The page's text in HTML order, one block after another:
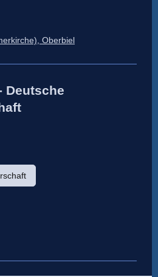
Oberbiel
Deutsche